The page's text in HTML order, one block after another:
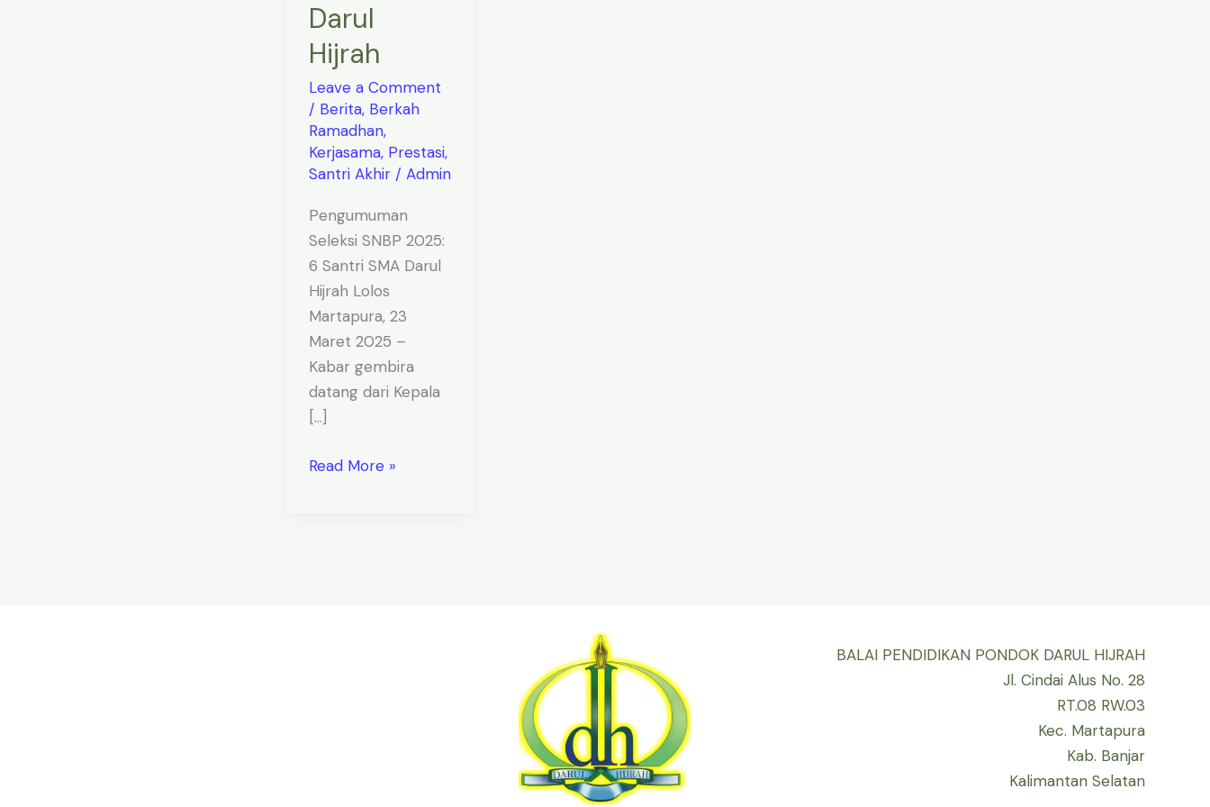
Darul
Hijrah
Leave a Comment
/ Berita, Berkah
Ramadhan,
Kerjasama, Prestasi,
Santri Akhir/ Admin
Pengumuman
Seleksi SNBP 2025:
6 Santri SMA Darul
Hijrah Lolos
Martapura, 23
Maret 2025 –
Kabar gembira
datang dari Kepala
[…]
Read More »
BALAI PENDIDIKAN PONDOK DARUL HIJRAH
Jl. Cindai Alus No. 28
RT.08 RW.03
Kec. Martapura
Kab. Banjar
Kalimantan Selatan